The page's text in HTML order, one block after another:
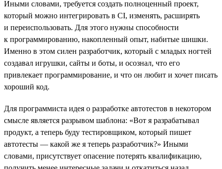
Иными словами, требуется создать полноценный проект,
который можно интегрировать в CI, изменять, расширять
и переиспользовать. Для этого нужны способности
к программированию, накопленный опыт, набитые шишки.
Именно в этом силен разработчик, который с младых ногтей
создавал игрушки, сайты и боты, и осознал, что его
привлекает программирование, и что он любит и хочет писать
хороший код.
Для программиста идея о разработке автотестов в некотором
смысле является разрывом шаблона: «Вот я разрабатывал
продукт, а теперь буду тестировщиком, который пишет
автотесты — какой же я теперь разработчик?» Иными
словами, присутствует опасение потерять квалификацию,